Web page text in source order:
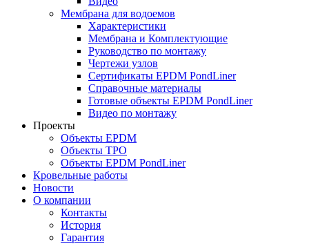
Мембрана для водоемов
Характеристики
Мембрана и Комплектующие
Руководство по монтажу
Чертежи узлов
Сертификаты EPDM PondLiner
Справочные материалы
Готовые объекты EPDM PondLiner
Видео по монтажу
Проекты
Объекты EPDM
Объекты TPO
Объекты EPDM PondLiner
Кровельные работы
Новости
О компании
Контакты
История
Гарантия